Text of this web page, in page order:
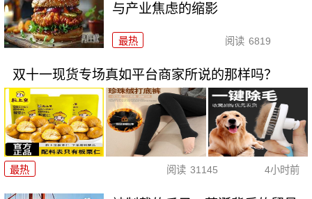
与产业焦虑的缩影
最热 阅读 6819
双十一现货专场真如平台商家所说的那样吗？
最热 阅读 31145 4小时前